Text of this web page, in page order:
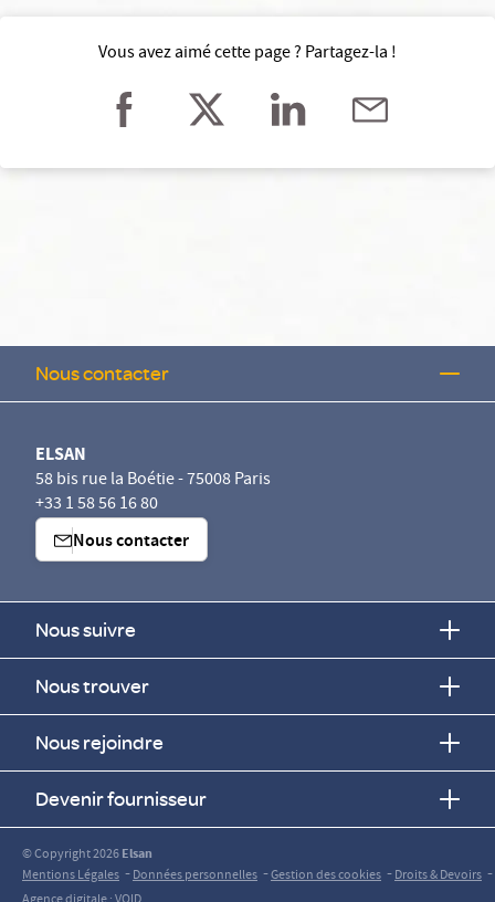
Vous avez aimé cette page ? Partagez-la !
Nous contacter
ELSAN
58 bis rue la Boétie - 75008 Paris
+33 1 58 56 16 80
Nous contacter
Nous suivre
Nous trouver
Nous rejoindre
Devenir fournisseur
© Copyright 2026Elsan
Mentions Légales -Données personnelles -Gestion des cookies -Droits & Devoirs -